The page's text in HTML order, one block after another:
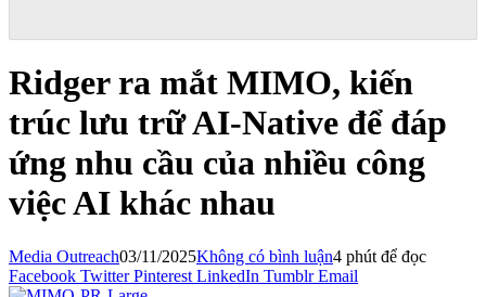
Ridger ra mắt MIMO, kiến ​​
trúc lưu trữ AI-Native để đáp
ứng nhu cầu của nhiều công
việc AI khác nhau
Media Outreach03/11/2025Không có bình luận4 phút để đọc
Facebook Twitter Pinterest LinkedIn Tumblr Email